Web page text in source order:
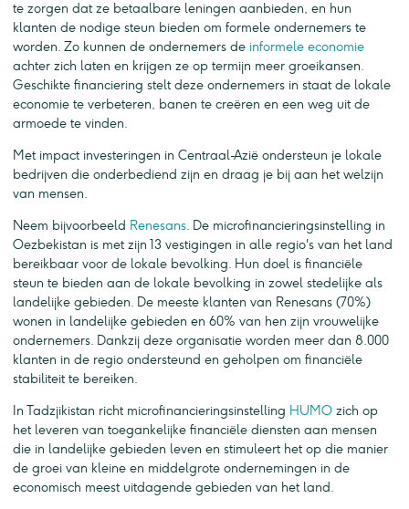
te zorgen dat ze betaalbare leningen aanbieden, en hun
klanten de nodige steun bieden om formele ondernemers te
worden. Zo kunnen de ondernemers de informele economie
achter zich laten en krijgen ze op termijn meer groeikansen.
Geschikte financiering stelt deze ondernemers in staat de lokale
economie te verbeteren, banen te creëren en een weg uit de
armoede te vinden.
Met impact investeringen in Centraal-Azië ondersteun je lokale
bedrijven die onderbediend zijn en draag je bij aan het welzijn
van mensen.
Neem bijvoorbeeld Renesans. De microfinancieringsinstelling in
Oezbekistan is met zijn 13 vestigingen in alle regio's van het land
bereikbaar voor de lokale bevolking. Hun doel is financiële
steun te bieden aan de lokale bevolking in zowel stedelijke als
landelijke gebieden. De meeste klanten van Renesans (70%)
wonen in landelijke gebieden en 60% van hen zijn vrouwelijke
ondernemers. Dankzij deze organisatie worden meer dan 8.000
klanten in de regio ondersteund en geholpen om financiële
stabiliteit te bereiken.
In Tadzjikistan richt microfinancieringsinstelling HUMO zich op
het leveren van toegankelijke financiële diensten aan mensen
die in landelijke gebieden leven en stimuleert het op die manier
de groei van kleine en middelgrote ondernemingen in de
economisch meest uitdagende gebieden van het land.